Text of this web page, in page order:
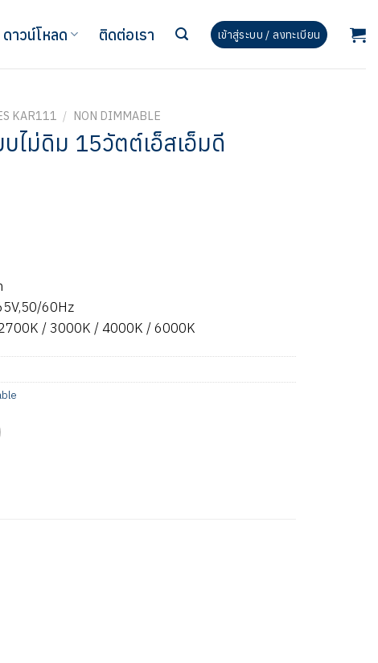
ดาวน์โหลด ติดต่อเรา เข้าสู่ระบบ / ลงทะเบียน
KAR111 / NON DIMMABLE
ไม่ดิม 15วัตต์เอ็สเอ็มดี
60Hz
/ 3000K / 4000K / 6000K